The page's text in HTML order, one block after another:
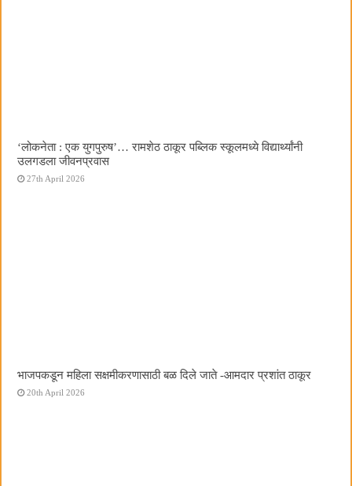
‌‘लोकनेता : एक युगपुरुष‌’… रामशेठ ठाकूर पब्लिक स्कूलमध्ये विद्यार्थ्यांनी
उलगडला जीवनप्रवास
27th April 2026
भाजपकडून महिला सक्षमीकरणासाठी बळ दिले जाते -आमदार प्रशांत ठाकूर
20th April 2026